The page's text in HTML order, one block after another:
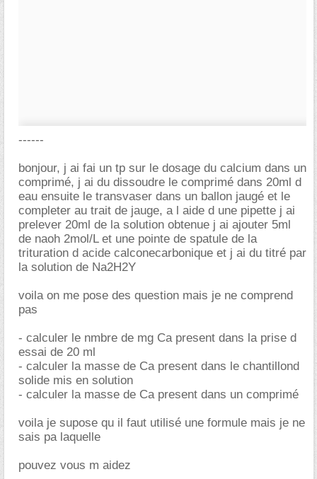
------
bonjour, j ai fai un tp sur le dosage du calcium dans un
comprimé, j ai du dissoudre le comprimé dans 20ml d
eau ensuite le transvaser dans un ballon jaugé et le
completer au trait de jauge, a l aide d une pipette j ai
prelever 20ml de la solution obtenue j ai ajouter 5ml
de naoh 2mol/L et une pointe de spatule de la
trituration d acide calconecarbonique et j ai du titré par
la solution de Na2H2Y
voila on me pose des question mais je ne comprend
pas
- calculer le nmbre de mg Ca present dans la prise d
essai de 20 ml
- calculer la masse de Ca present dans le chantillond
solide mis en solution
- calculer la masse de Ca present dans un comprimé
voila je supose qu il faut utilisé une formule mais je ne
sais pa laquelle
pouvez vous m aidez